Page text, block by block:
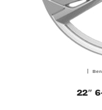
|
22″